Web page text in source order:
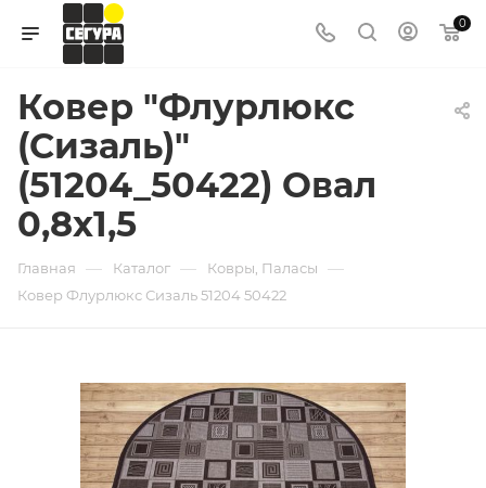
0
Ковер "Флурлюкс
(Сизаль)"
(51204_50422) Овал
0,8х1,5
Главная — Каталог — Ковры, Паласы —
Ковер Флурлюкс Сизаль 51204 50422